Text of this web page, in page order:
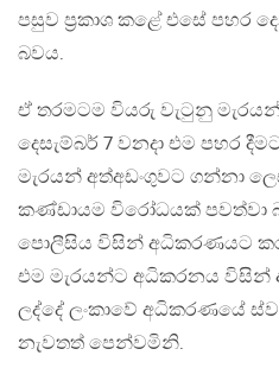
පසුව ප්‍රකාශ කළේ එසේ පහර
බවය.
ඒ තරමටම වියරු වැටුනු
දෙසැම්බර් 7 වනදා එම පහර
මැරයන් අත්අඩංගුවට ගන්නා
කණ්ඩායම විරෝධයක් පවත්වා
පොලීසිය විසින් අධිකරණයට
එම මැරයන්ට අධිකරනය විසින්
ලද්දේ ලංකාවේ අධිකරණයේ
නැවතත් පෙන්වමිනි.